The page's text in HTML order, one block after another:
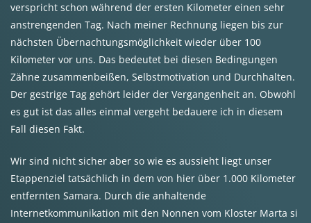
verspricht schon während der ersten Kilometer einen sehr
anstrengenden Tag. Nach meiner Rechnung liegen bis zur
nächsten Übernachtungsmöglichkeit wieder über 100
Kilometer vor uns. Das bedeutet bei diesen Bedingungen
Zähne zusammenbeißen, Selbstmotivation und Durchhalten.
Der gestrige Tag gehört leider der Vergangenheit an. Obwohl
es gut ist das alles einmal vergeht bedauere ich in diesem
Fall diesen Fakt.
Wir sind nicht sicher aber so wie es aussieht liegt unser
Etappenziel tatsächlich in dem von hier über 1.000 Kilometer
entfernten Samara. Durch die anhaltende
Internetkommunikation mit den Nonnen vom Kloster Marta si